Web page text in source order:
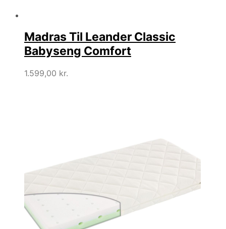
Madras Til Leander Classic
Babyseng Comfort
1.599,00 kr.